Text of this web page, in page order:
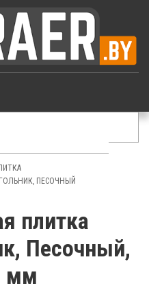
ПЕСОЧНЫЙ
плитка
Песочный,
мм